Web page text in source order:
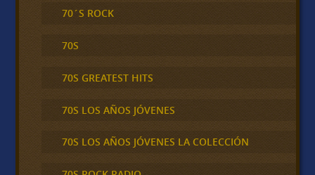
70´S ROCK
70S
70S GREATEST HITS
70S LOS AÑOS JÓVENES
70S LOS AÑOS JÓVENES LA COLECCIÓN